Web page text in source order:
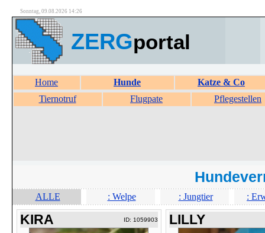
Sonntag, 09.08.2026 14:26
ZERGportal
Home Hunde
Katze & Co
Tiernotruf
Flugpate Pflegestellen
ALLE : Welpe : Jungtier :
KIRA ID: 1059903 LILLY